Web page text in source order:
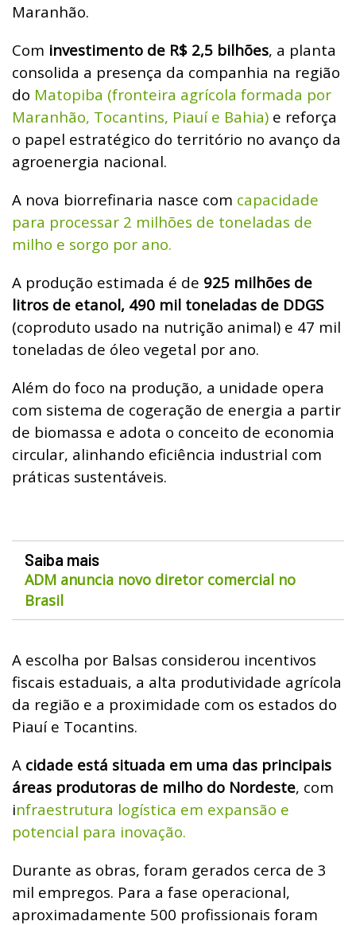
Maranhão.
Com investimento de R$ 2,5 bilhões, a planta
consolida a presença da companhia na região
do Matopiba (fronteira agrícola formada por
Maranhão, Tocantins, Piauí e Bahia) e reforça
o papel estratégico do território no avanço da
agroenergia nacional.
A nova biorrefinaria nasce com capacidade
para processar 2 milhões de toneladas de
milho e sorgo por ano.
A produção estimada é de 925 milhões de
litros de etanol, 490 mil toneladas de DDGS
(coproduto usado na nutrição animal) e 47 mil
toneladas de óleo vegetal por ano.
Além do foco na produção, a unidade opera
com sistema de cogeração de energia a partir
de biomassa e adota o conceito de economia
circular, alinhando eficiência industrial com
práticas sustentáveis.
Saiba mais
ADM anuncia novo diretor comercial no
Brasil
A escolha por Balsas considerou incentivos
fiscais estaduais, a alta produtividade agrícola
da região e a proximidade com os estados do
Piauí e Tocantins.
A cidade está situada em uma das principais
áreas produtoras de milho do Nordeste, com
infraestrutura logística em expansão e
potencial para inovação.
Durante as obras, foram gerados cerca de 3
mil empregos. Para a fase operacional,
aproximadamente 500 profissionais foram